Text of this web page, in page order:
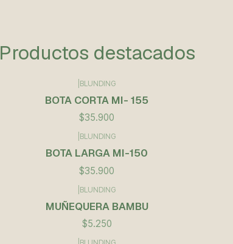
Productos destacados
BLUNDING
BOTA CORTA MI- 155
$35.900
BLUNDING
BOTA LARGA MI-150
$35.900
BLUNDING
MUÑEQUERA BAMBU
$5.250